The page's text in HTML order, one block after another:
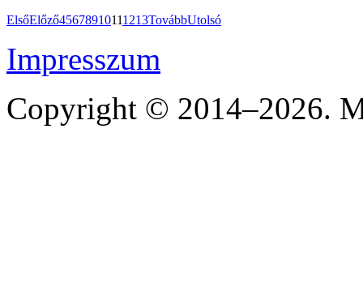
ElsőElőző45678910111213TovábbUtolsó
Impresszum
Copyright © 2014–2026.